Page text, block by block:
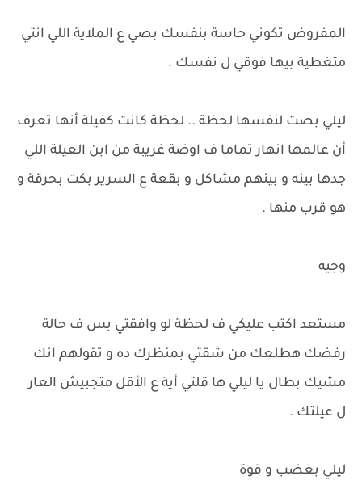
المفروض تكوني حاسة بنفسك بصي ع الملاية اللي انتي
متغطية بيها فوقي ل نفسك .
ليلي بصت لنفسها لحظة .. لحظة كانت كفيلة أنها تعرف
أن عالمها انهار تماما ف اوضة غريبة من ابن العيلة اللي
جدها بينه و بينهم مشاكل و بقعة ع السرير بكت بحرقة و
هو قرب منها .
وجيه
مستعد اكتب عليكي ف لحظة لو وافقتي بس ف حالة
رفضك هطلعك من شقتي بمنظرك ده و تقولهم انك
مشيك بطال يا ليلي ها قلتي أية ع الأقل متجبيش العار
ل عيلتك .
ليلي بغضب و قوة